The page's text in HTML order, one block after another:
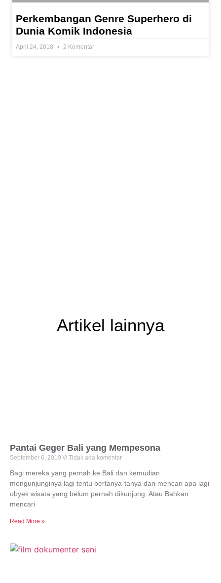
Perkembangan Genre Superhero di
Dunia Komik Indonesia
April 24, 2018 2 Komentar
Artikel lainnya
Pantai Geger Bali yang Mempesona
September 6, 2019 Tidak ada komentar
Bagi mereka yang pernah ke Bali dan kemudian
mengunjunginya lagi tentu bertanya-tanya dan mencari apa lagi
obyek wisata yang belum pernah dikunjung. Atau Bahkan
mencari
Read More »